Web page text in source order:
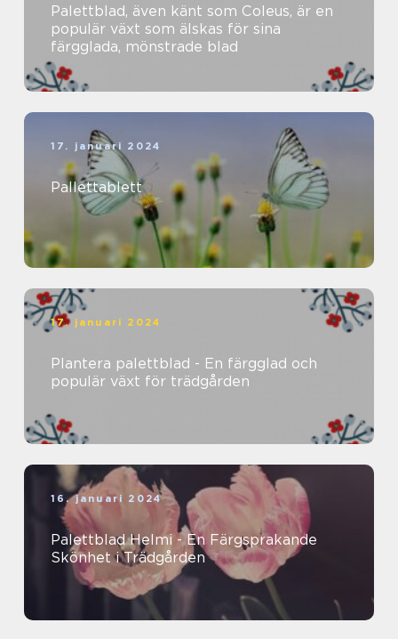
Palettblad, även känt som Coleus, är en
populär växt som älskas för sina
färgglada, mönstrade blad
17. januari 2024
Pallettablett
17. januari 2024
Plantera palettblad - En färgglad och
populär växt för trädgården
16. januari 2024
Palettblad Helmi - En Färgsprakande
Skönhet i Trädgården